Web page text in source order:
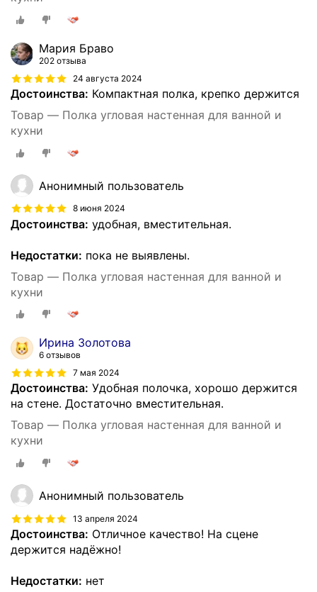
Мария Браво
202 отзыва
24 августа 2024
Достоинства: Компактная полка, крепко держится
Товар — Полка угловая настенная для ванной и
кухни
Анонимный пользователь
8 июня 2024
Достоинства: удобная, вместительная.
Недостатки: пока не выявлены.
Товар — Полка угловая настенная для ванной и
кухни
Ирина Золотова
6 отзывов
7 мая 2024
Достоинства: Удобная полочка, хорошо держится
на стене. Достаточно вместительная.
Товар — Полка угловая настенная для ванной и
кухни
Анонимный пользователь
13 апреля 2024
Достоинства: Отличное качество! На сцене
держится надёжно!
Недостатки: нет